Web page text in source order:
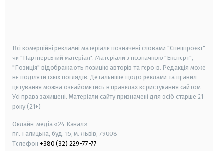
Всі комерційні рекламні матеріали позначені словами "Спецпроєкт"
чи "Партнерський матеріал". Матеріали з позначкою "Експерт",
"Позиція" відображають позицію авторів та героїв. Редакція може
не поділяти їхніх поглядів. Детальніше щодо реклами та правил
цитування можна ознайомитись в правилах користування сайтом.
Усі права захищені. Матеріали сайту призначені для осіб старше 21
року (21+)
Онлайн-медіа «24 Канал»
пл. Галицька, буд. 15, м. Львів, 79008
Телефон +380 (32) 229-77-77